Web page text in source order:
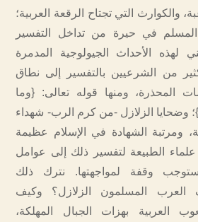
والكوارث التي تجتاح الرقعة العربية؛
المسلم في حيرة من تداخل التفسير
لهذه الأحداث الجيولوجية المدمرة
من الشرعيين بالتفسير إلى نطاق
المحذرة، ومنها قوله تعالى: {وما
وضحايا الزلازل -من كرم الرب- شهداء
ومرتبة الشهادة في الإسلام عظيمة
الطبيعة لتفسير ذلك إلى عوامل
وقفة لمواجهتها. نترك ذلك
المسلمون الزلازل؟ وكيف
العربية بهزات الجبال المهلكة،